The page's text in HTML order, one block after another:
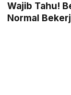
Wajib Tahu!
Normal